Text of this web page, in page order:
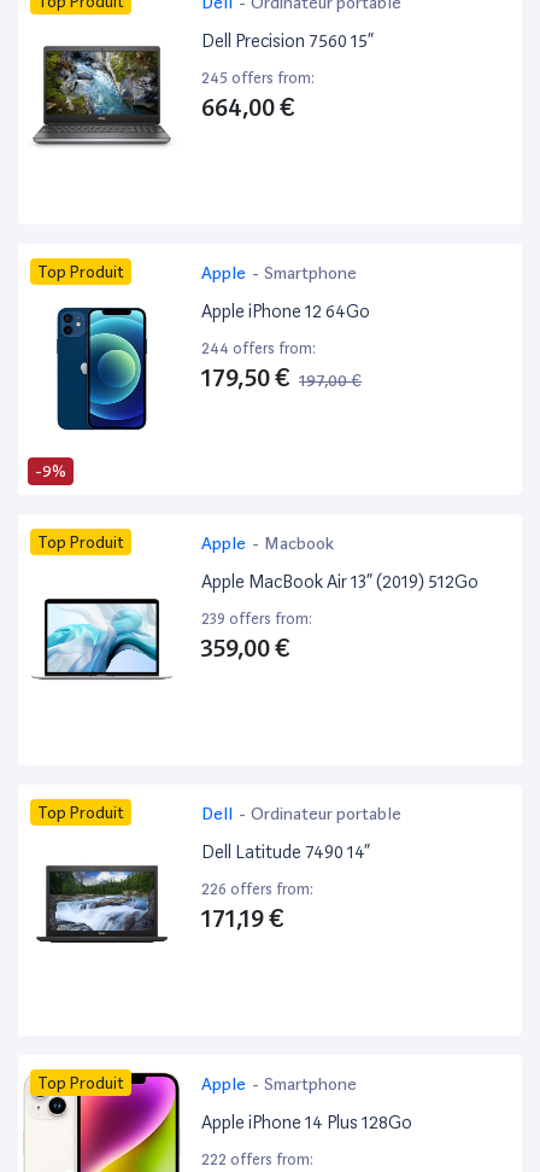
Dell Precision 7560 15”
245 offers from:
664,00 €
-9%
Top Produit Apple - Smartphone
Apple iPhone 12 64Go
244 offers from:
179,50 € 197,00 €
Top Produit Apple - Macbook
Apple MacBook Air 13” (2019) 512Go
239 offers from:
359,00 €
Top Produit Dell - Ordinateur portable
Dell Latitude 7490 14”
226 offers from:
171,19 €
Top Produit Apple - Smartphone
Apple iPhone 14 Plus 128Go
222 offers from: